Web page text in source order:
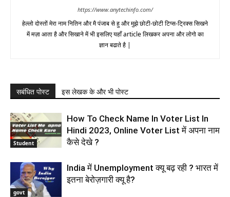
https://www.anytechinfo.com/
हेल्लो दोस्तों मेरा नाम नितिन और मै पंजाब से हु और मुझे छोटी-छोटी टिप्स-ट्रिक्स सिखने
में मज़ा आता है और सिखाने में भी इसलिए यहाँ article लिखकर अपना और लोगो का
ज्ञान बढाते है |
सबंधित पोस्ट इस लेखक के और भी पोस्ट
Student
How To Check Name In Voter List In
Hindi 2023, Online Voter List में अपना नाम
कैसे देखे ?
govt
India में Unemployment क्यू बढ़ रही ? भारत में
इतना बेरोज़गारी क्यू है?